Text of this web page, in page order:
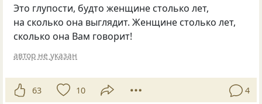
Это глупости, будто женщине столько лет,
на сколько она выглядит. Женщине столько лет,
сколько она Вам говорит!
автор не указан
63 10 4